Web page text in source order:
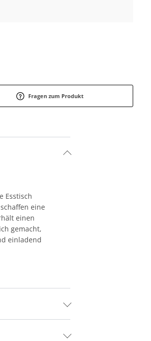
Fragen zum Produkt
Esstisch
eine
einen
gemacht,
einladend